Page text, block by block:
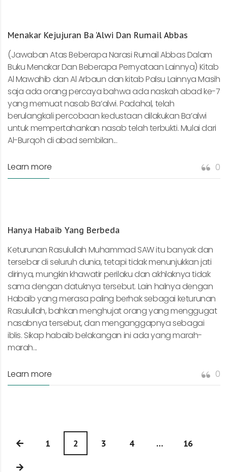
Menakar Kejujuran Ba ‘Alwi Dan Rumail Abbas
(Jawaban Atas Beberapa Narasi Rumail Abbas Dalam
Buku Menakar Dan Beberapa Pernyataan Lainnya) Kitab
Al Mawahib dan Al Arbaun dan kitab Palsu Lainnya Masih
saja ada orang percaya bahwa ada naskah abad ke-7
yang memuat nasab Ba’alwi. Padahal, telah
berulangkali percobaan kedustaan dilakukan Ba’alwi
untuk mempertahankan nasab telah terbukti. Mulai dari
Al-Burqoh di abad sembilan...
Learn more 0
Hanya Habaib Yang Berbeda
Keturunan Rasulullah Muhammad SAW itu banyak dan
tersebar di seluruh dunia, tetapi tidak menunjukkan jati
dirinya, mungkin khawatir perilaku dan akhlaknya tidak
sama dengan datuknya tersebut. Lain halnya dengan
Habaib yang merasa paling berhak sebagai keturunan
Rasulullah, bahkan menghujat orang yang menggugat
nasabnya tersebut, dan menganggapnya sebagai
iblis. Sikap habaib belakangan ini ada yang marah-
marah...
Learn more 0
1 2 3 4 … 16